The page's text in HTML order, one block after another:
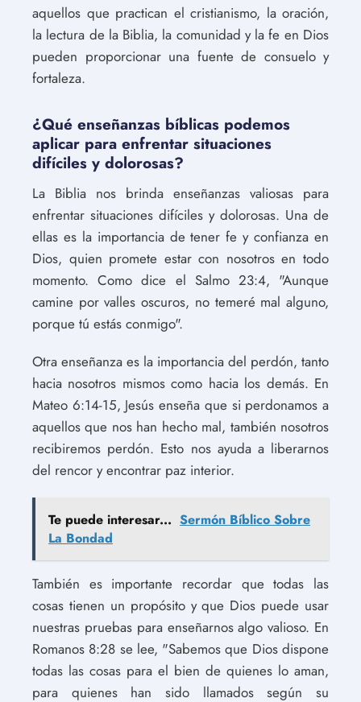
aquellos que practican el cristianismo, la oración,
la lectura de la Biblia, la comunidad y la fe en Dios
pueden proporcionar una fuente de consuelo y
fortaleza.
¿Qué enseñanzas bíblicas podemos
aplicar para enfrentar situaciones
difíciles y dolorosas?
La Biblia nos brinda enseñanzas valiosas para
enfrentar situaciones difíciles y dolorosas. Una de
ellas es la importancia de tener fe y confianza en
Dios, quien promete estar con nosotros en todo
momento. Como dice el Salmo 23:4, "Aunque
camine por valles oscuros, no temeré mal alguno,
porque tú estás conmigo".
Otra enseñanza es la importancia del perdón, tanto
hacia nosotros mismos como hacia los demás. En
Mateo 6:14-15, Jesús enseña que si perdonamos a
aquellos que nos han hecho mal, también nosotros
recibiremos perdón. Esto nos ayuda a liberarnos
del rencor y encontrar paz interior.
Te puede interesar... Sermón Bíblico Sobre
La Bondad
También es importante recordar que todas las
cosas tienen un propósito y que Dios puede usar
nuestras pruebas para enseñarnos algo valioso. En
Romanos 8:28 se lee, "Sabemos que Dios dispone
todas las cosas para el bien de quienes lo aman,
para quienes han sido llamados según su